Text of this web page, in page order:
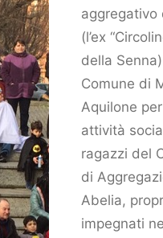
aggregativo
(l’ex
della
Comune di
Aquilone
attività
ragazzi del
di
Abelia,
impegnati